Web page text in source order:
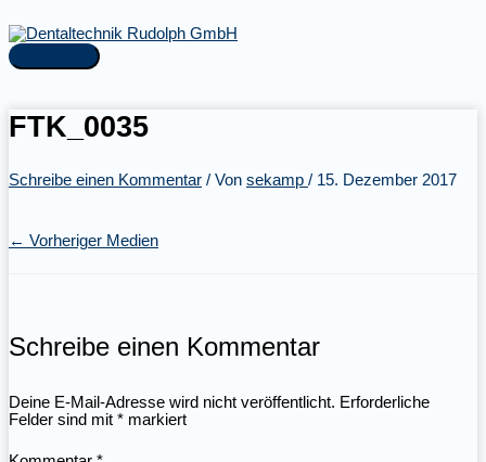
Inhalt
springen
Hauptmenü
FTK_0035
Schreibe einen Kommentar / Von sekamp / 15. Dezember 2017
← Vorheriger Medien
Schreibe einen Kommentar
Deine E-Mail-Adresse wird nicht veröffentlicht. Erforderliche
Felder sind mit * markiert